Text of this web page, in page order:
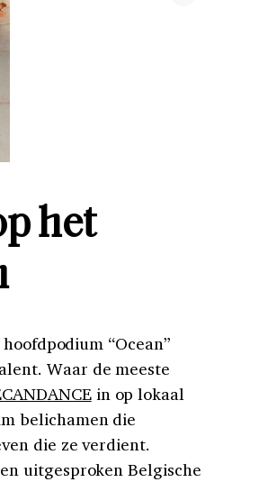
het
“Ocean”
Waar de meeste
in op lokaal
belichamen die
die ze verdient.
uitgesproken Belgische